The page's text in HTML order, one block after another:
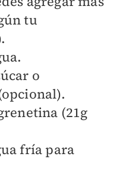
tu
o
(21g
fría para